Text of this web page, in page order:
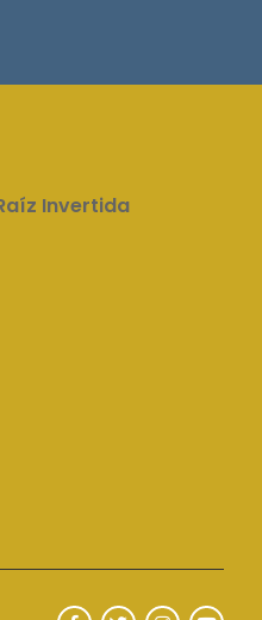
Invertida